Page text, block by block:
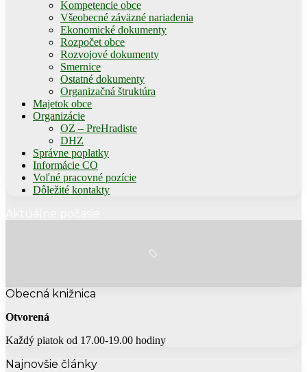
Kompetencie obce
Všeobecné záväzné nariadenia
Ekonomické dokumenty
Rozpočet obce
Rozvojové dokumenty
Smernice
Ostatné dokumenty
Organizačná štruktúra
Majetok obce
Organizácie
OZ – PreHradiste
DHZ
Správne poplatky
Informácie CO
Voľné pracovné pozície
Dôležité kontakty
Obecná knižnica
Otvorená
Každý piatok od 17.00-19.00 hodiny
Najnovšie články